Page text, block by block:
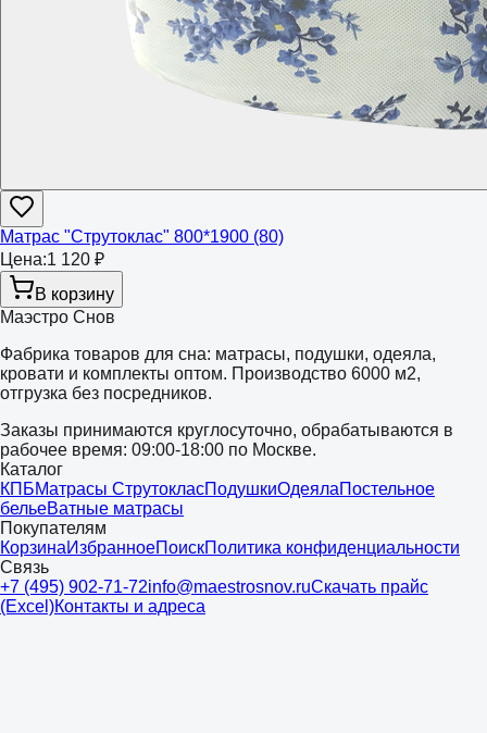
Матрас "Струтоклас" 800*1900 (80)
Цена:1 120 ₽
В корзину
Маэстро Снов
Фабрика товаров для сна: матрасы, подушки, одеяла,
кровати и комплекты оптом. Производство 6000 м2,
отгрузка без посредников.
Заказы принимаются круглосуточно, обрабатываются в
рабочее время: 09:00-18:00 по Москве.
Каталог
КПБМатрасы СтрутокласПодушкиОдеялаПостельное
бельеВатные матрасы
Покупателям
КорзинаИзбранноеПоискПолитика конфиденциальности
Связь
+7 (495) 902-71-72info@maestrosnov.ruСкачать прайс
(Excel)Контакты и адреса